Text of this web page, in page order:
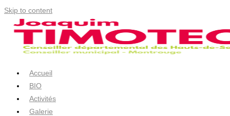
Skip to content
Accueil
BIO
Activités
Galerie